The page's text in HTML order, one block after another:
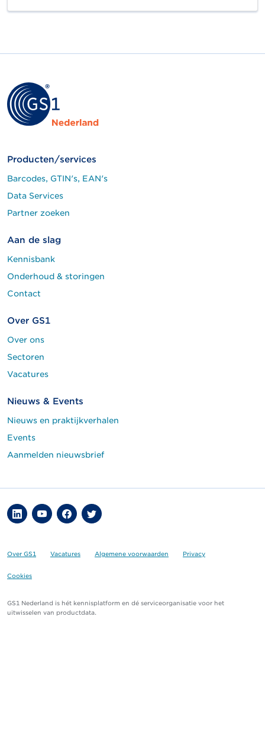
Producten/services
Barcodes, GTIN's, EAN's
Data Services
Partner zoeken
Aan de slag
Kennisbank
Onderhoud & storingen
Contact
Over GS1
Over ons
Sectoren
Vacatures
Nieuws & Events
Nieuws en praktijkverhalen
Events
Aanmelden nieuwsbrief
Over GS1 Vacatures Algemene voorwaarden Privacy
Cookies
GS1 Nederland is hét kennisplatform en dé serviceorganisatie voor het
uitwisselen van productdata.